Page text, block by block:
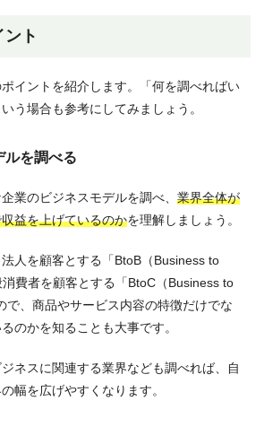
ト
イントを紹介します。「何を調べればい
う場合も参考にしてみましょう。
ルを調べる
業のビジネスモデルを調べ、 業界全体が
益を上げているのかを理解しましょう。
人を顧客とする「BtoB（Business to
費者を顧客とする「BtoC（Business to
で、商品やサービス内容の特徴だけでな
のかを知ることも大事です。
ネスに関連する業界なども調べれば、自
幅を広げやすくなります。